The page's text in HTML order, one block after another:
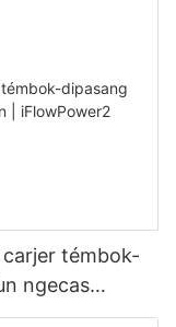
carjer témbok-
ngecas